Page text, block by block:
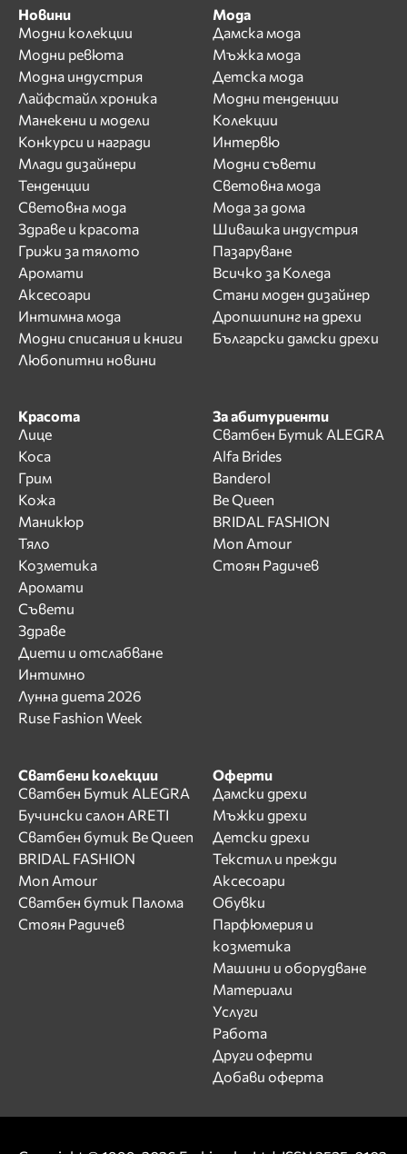
Новини
Модни колекции
Модни ревюта
Модна индустрия
Лайфстайл хроника
Манекени и модели
Конкурси и награди
Млади дизайнери
Тенденции
Световна мода
Здраве и красота
Грижи за тялото
Аромати
Аксесоари
Интимна мода
Модни списания и книги
Любопитни новини
Мода
Дамска мода
Мъжка мода
Детска мода
Модни тенденции
Колекции
Интервю
Модни съвети
Световна мода
Мода за дома
Шивашка индустрия
Пазаруване
Всичко за Коледа
Стани моден дизайнер
Дропшипинг на дрехи
Български дамски дрехи
Красота
Лице
Коса
Грим
Кожа
Маникюр
Тяло
Козметика
Аромати
Съвети
Здраве
Диети и отслабване
Интимно
Лунна диета 2026
Ruse Fashion Week
За абитуриенти
Сватбен Бутик ALEGRA
Alfa Brides
Banderol
Be Queen
BRIDAL FASHION
Mon Amour
Стоян Радичев
Сватбени колекции
Сватбен Бутик ALEGRA
Бучински салон ARETI
Сватбен бутик Be Queen
BRIDAL FASHION
Mon Amour
Сватбен бутик Палома
Стоян Радичев
Оферти
Дамски дрехи
Мъжки дрехи
Детски дрехи
Текстил и прежди
Аксесоари
Обувки
Парфюмерия и
козметика
Машини и оборудване
Материали
Услуги
Работа
Други оферти
Добави оферта